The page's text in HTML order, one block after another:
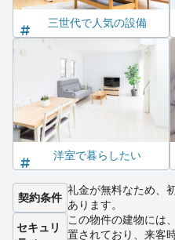
三世代で人気の設備
洋室で暮らしたい
契約条件
礼金が無料なため、
あります。
セキュリ
この物件の建物には
置されており、来客